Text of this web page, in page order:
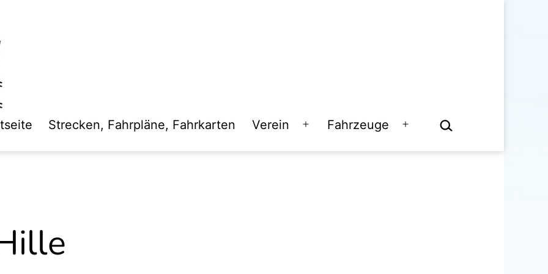
Strecken, Fahrpläne, Fahrkarten Verein
Menü
öffnen
Fahrzeuge
öffnen
Suchen …